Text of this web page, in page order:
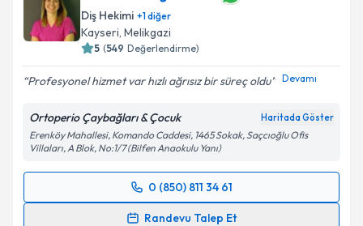
bilgilendireceğiz.
E-posta Adresiniz
Kişisel verilerimin işlenmesine ilişkin
Aydınlatma
Metni'ni okudum ve kişisel verilerimin belirtilen
kapsamda işlenmesini kabul ediyorum.
Takvim Talebini Gönder
Diş Hekimi +1diğer
Kayseri, Melikgazi
5 (549 Değerlendirme)
Profesyonel hizmet var hızlı ağrısız bir süreç oldu Devamı
Ortoperio Çaybağları & Çocuk Haritada Göster
Erenköy Mahallesi, Komando Caddesi, 1465 Sokak, Saçcıoğlu Ofis
Villaları, A Blok, No:1/7 (Bilfen Anaokulu Yanı)
0 (850) 811 34 61
Randevu Talep Et
Randevu Takvimi Talebi